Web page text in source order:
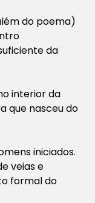
do poema)
da
interior da
que nasceu do
iniciados.
veias e
formal do